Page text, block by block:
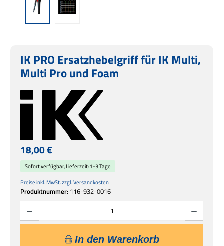
IK PRO Ersatzhebelgriff für IK Multi,
Multi Pro und Foam
Regulärer Preis:
18,00 €
Preise inkl. MwSt. zzgl. Versandkosten
Produktnummer: 116-932-0016
Sofort verfügbar, Lieferzeit: 1-3 Tage
In den Warenkorb